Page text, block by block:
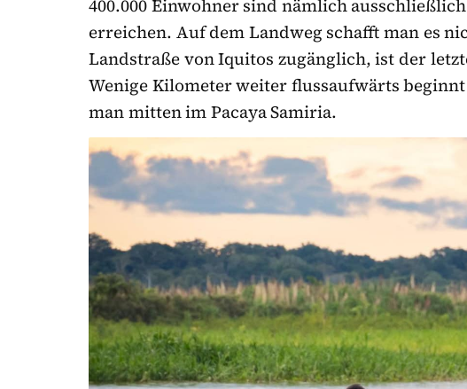
400.000 Einwohner sind nämlich
erreichen. Auf dem Landweg schafft man es
Landstraße von Iquitos zugänglich, ist der
Wenige Kilometer weiter fluss­aufwärts
man mitten im Pacaya Samiria.